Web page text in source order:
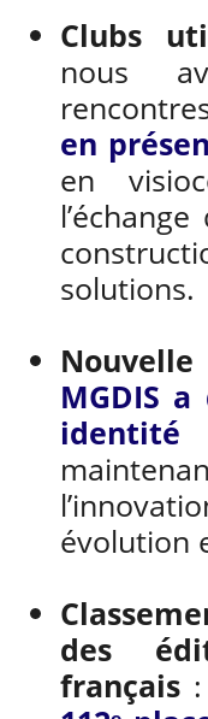
Clubs
nous
en
en
solutions.
MGDIS
identité
évolution
des
français